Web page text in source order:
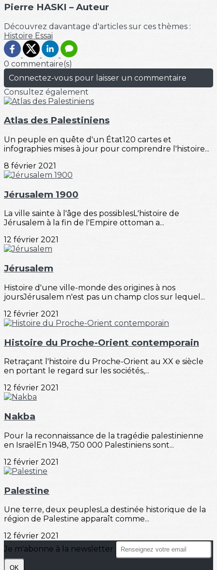
Pierre HASKI – Auteur
Découvrez davantage d'articles sur ces thèmes :
Histoire Essai
0 commentaire(s)
Connectez-vous pour laisser un commentaire
Consultez également
Atlas des Palestiniens
Un peuple en quête d'un État120 cartes et
infographies mises à jour pour comprendre l'histoire...
8 février 2021
Jérusalem 1900
La ville sainte à l'âge des possiblesL'histoire de
Jérusalem à la fin de l'Empire ottoman a...
12 février 2021
Jérusalem
Histoire d'une ville-monde des origines à nos
joursJérusalem n'est pas un champ clos sur lequel...
12 février 2021
Histoire du Proche-Orient contemporain
Retraçant l'histoire du Proche-Orient au XX e siècle
en portant le regard sur les sociétés,...
12 février 2021
Nakba
Pour la reconnaissance de la tragédie palestinienne
en IsraëlEn 1948, 750 000 Palestiniens sont...
12 février 2021
Palestine
Une terre, deux peuplesLa destinée historique de la
région de Palestine apparaît comme...
12 février 2021
Je m'abonne à la newsletter
OK